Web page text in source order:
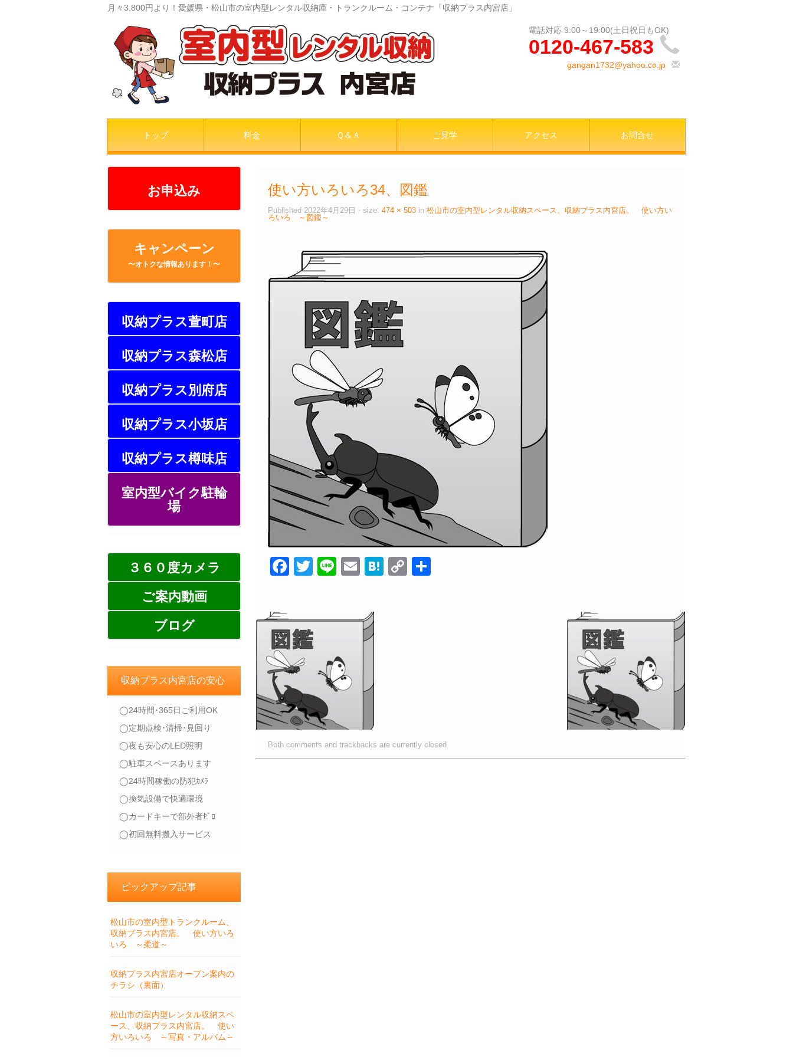
月々3,800円より！愛媛県・松山市の室内型レンタル収納庫・トランクルーム・コンテナ「収納プラス内宮店」
0120-467-583
gangan1732@yahoo.co.jp
トップ 料金 Ｑ＆Ａ ご見学 アクセス お問合せ
お申込み
キャンペーン
〜オトクな情報あります！〜
収納プラス萱町店
収納プラス森松店
収納プラス別府店
収納プラス小坂店
収納プラス樽味店
室内型バイク駐輪
場
３６０度カメラ
ご案内動画
ブログ
収納プラス内宮店の安心
◯24時間･365日ご利用OK
◯定期点検･清掃･見回り
◯夜も安心のLED照明
◯駐車スペースあります
◯24時間稼働の防犯ｶﾒﾗ
◯換気設備で快適環境
◯カードキーで部外者ｾﾞﾛ
◯初回無料搬入サービス
ピックアップ記事
松山市の室内型トランクルーム、
収納プラス内宮店。 使い方いろ
いろ ～柔道～
収納プラス内宮店オープン案内の
チラシ（裏面）
松山市の室内型レンタル収納スペ
ース、収納プラス内宮店。 使い
方いろいろ ～写真・アルバム～
使い方いろいろ34、図鑑
Published2022年4月29日 - size:474 × 503 in松山市の室内型レンタル収納スペース、収納プラス内宮店。 使い方い
ろいろ ～図鑑～
F
e
b
o
o
k
T
er
Li
E
H
C
Both comments and trackbacks are currently closed.